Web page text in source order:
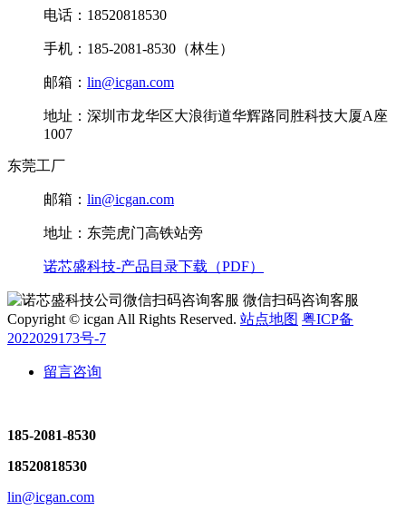
电话：18520818530
手机：185-2081-8530（林生）
邮箱： lin@icgan.com
地址：深圳市龙华区大浪街道华辉路同胜科技大厦A座
1007
东莞工厂
邮箱： lin@icgan.com
地址：东莞虎门高铁站旁
诺芯盛科技-产品目录下载（PDF）
微信扫码咨询客服
Copyright © icgan All Rights Reserved. 站点地图 粤ICP备
2022029173号-7
留言咨询
185-2081-8530
18520818530
lin@icgan.com